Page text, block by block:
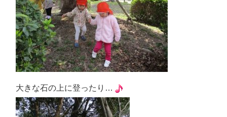
大きな石の上に登ったり…